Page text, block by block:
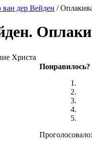
ван дер Вейден /
.
Понравилось?